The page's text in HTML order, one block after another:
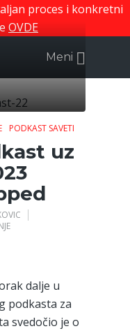
proces i konkretni
OVDE
Meni
PODKAST SAVETI
uz
dalje u
podkasta za
svedočio je o